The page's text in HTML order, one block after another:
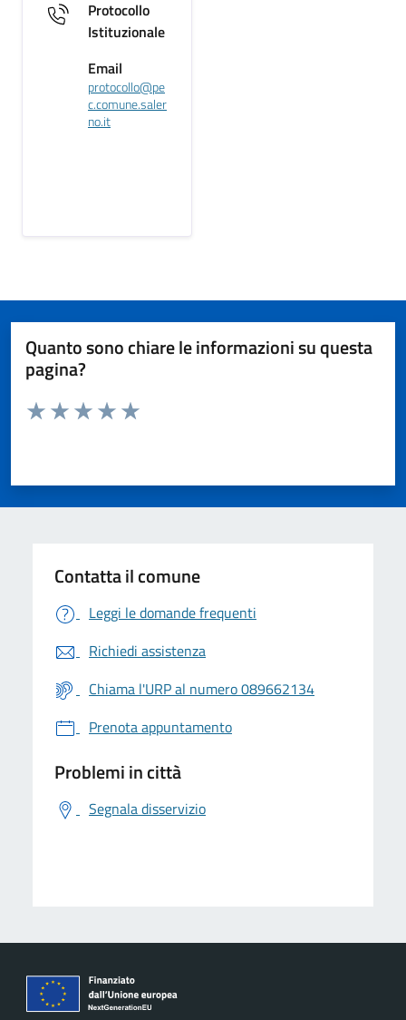
Protocollo
Istituzionale
Email
protocollo@pe
c.comune.saler
no.it
Quanto sono chiare le informazioni su questa
pagina?
Valuta da 1 a 5 stelle la pagina
Contatta il comune
Leggi le domande frequenti
Richiedi assistenza
Chiama l'URP al numero 089662134
Prenota appuntamento
Problemi in città
Segnala disservizio
logo Unione Europea